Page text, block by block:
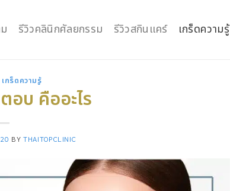
รีวิวคลินิกศัลยกรรม รีวิวสกินแคร์ เกร็ดความรู้
เกร็ดความรู้
อบ คืออะไร
BYTHAITOPCLINIC